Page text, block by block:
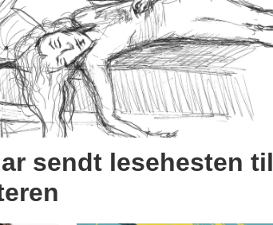
sendt lesehesten til